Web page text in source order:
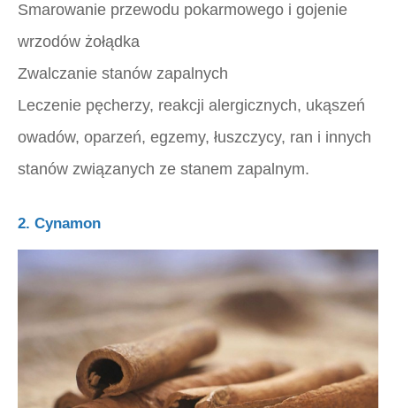
Smarowanie przewodu pokarmowego i gojenie
wrzodów żołądka
Zwalczanie stanów zapalnych
Leczenie pęcherzy, reakcji alergicznych, ukąszeń
owadów, oparzeń, egzemy, łuszczycy, ran i innych
stanów związanych ze stanem zapalnym.
2. Cynamon